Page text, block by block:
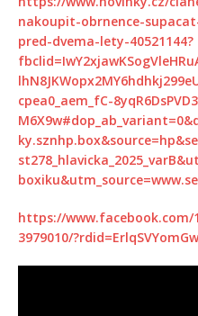
nakoupit-obrnence-
pred-dvema-lety-40521144?
cpea0_aem_fC-
https://www.facebook.com/
3979010/